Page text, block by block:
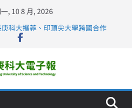
, 10 8 月, 2026
科大攜菲、印頂尖大學跨國合作
集團、美容學校收穫豐
大締結策略聯盟 培育護理尖兵
居《遠見》醫學大學第5名 辦學實力再